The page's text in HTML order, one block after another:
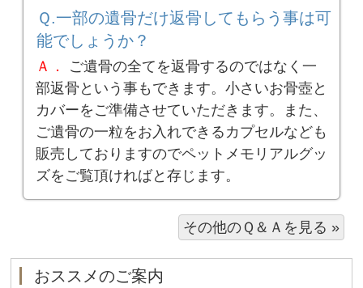
Ｑ.一部の遺骨だけ返骨してもらう事は可
能でしょうか？
Ａ．
ご遺骨の全てを返骨するのではなく一
部返骨という事もできます。小さいお骨壺と
カバーをご準備させていただきます。また、
ご遺骨の一粒をお入れできるカプセルなども
販売しておりますのでペットメモリアルグッ
ズをご覧頂ければと存じます。
その他のＱ＆Ａを見る »
おススメのご案内